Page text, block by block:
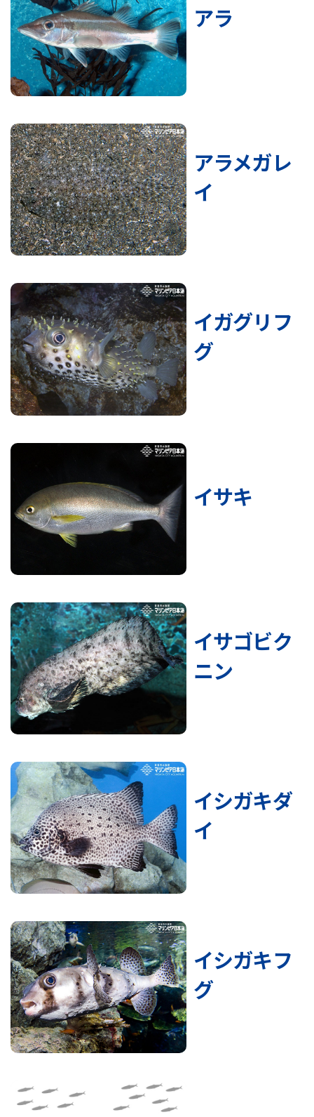
アラ
アラメガレ
イ
イガグリフ
グ
イサキ
イサゴビク
ニン
イシガキダ
イ
イシガキフ
グ